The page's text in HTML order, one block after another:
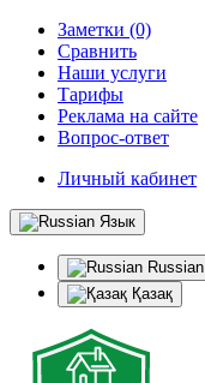
Заметки (0)
Сравнить
Наши услуги
Тарифы
Реклама на сайте
Вопрос-ответ
Личный кабинет
Язык
Russian
Қазақ